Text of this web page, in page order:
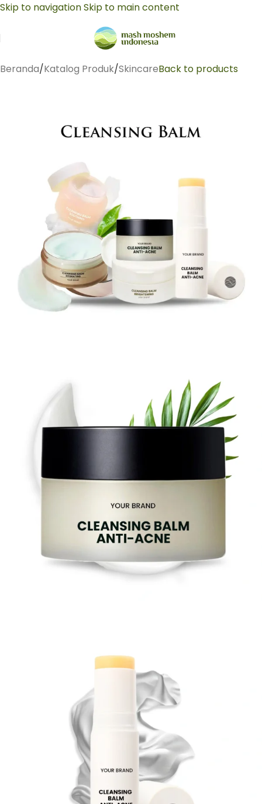
Skip to navigationSkip to main content
Beranda/Katalog Produk/SkincareBack to products